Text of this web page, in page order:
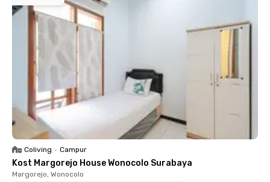
Coliving • Campur
Kost Margorejo House Wonocolo Surabaya
Margorejo, Wonocolo